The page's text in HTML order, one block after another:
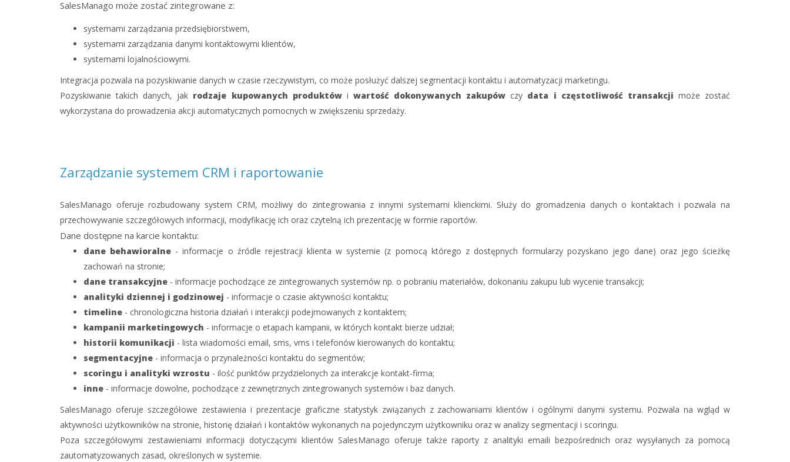
SalesManago może zostać zintegrowane z:
systemami zarządzania przedsiębiorstwem,
systemami zarządzania danymi kontaktowymi klientów,
systemami lojalnościowymi.
Integracja pozwala na pozyskiwanie danych w czasie rzeczywistym, co może posłużyć dalszej segmentacji kontaktu i automatyzacji marketingu.
Pozyskiwanie takich danych, jak rodzaje kupowanych produktówi wartość dokonywanych zakupów czy data i częstotliwość transakcji może zostać
wykorzystana do prowadzenia akcji automatycznych pomocnych w zwiększeniu sprzedaży.
Zarządzanie systemem CRM i raportowanie
SalesManago oferuje rozbudowany system CRM, możliwy do zintegrowania z innymi systemami klienckimi. Służy do gromadzenia danych o kontaktach i pozwala na
przechowywanie szczegółowych informacji, modyfikację ich oraz czytelną ich prezentację w formie raportów.
Dane dostępne na karcie kontaktu:
dane behawioralne - informacje o źródle rejestracji klienta w systemie (z pomocą którego z dostępnych formularzy pozyskano jego dane) oraz jego ścieżkę
zachowań na stronie;
dane transakcyjne - informacje pochodzące ze zintegrowanych systemów np. o pobraniu materiałów, dokonaniu zakupu lub wycenie transakcji;
analityki dziennej i godzinowej - informacje o czasie aktywności kontaktu;
timeline - chronologiczna historia działań i interakcji podejmowanych z kontaktem;
kampanii marketingowych - informacje o etapach kampanii, w których kontakt bierze udział;
historii komunikacji - lista wiadomości email, sms, vms i telefonów kierowanych do kontaktu;
segmentacyjne - informacja o przynależności kontaktu do segmentów;
scoringu i analityki wzrostu - ilość punktów przydzielonych za interakcje kontakt-firma;
inne - informacje dowolne, pochodzące z zewnętrznych zintegrowanych systemów i baz danych.
SalesManago oferuje szczegółowe zestawienia i prezentacje graficzne statystyk związanych z zachowaniami klientów i ogólnymi danymi systemu. Pozwala na wgląd w
aktywności użytkowników na stronie, historię działań i kontaktów wykonanych na pojedynczym użytkowniku oraz w analizy segmentacji i scoringu.
Poza szczegółowymi zestawieniami informacji dotyczącymi klientów SalesManago oferuje także raporty z analityki emaili bezpośrednich oraz wysyłanych za pomocą
zautomatyzowanych zasad, określonych w systemie.